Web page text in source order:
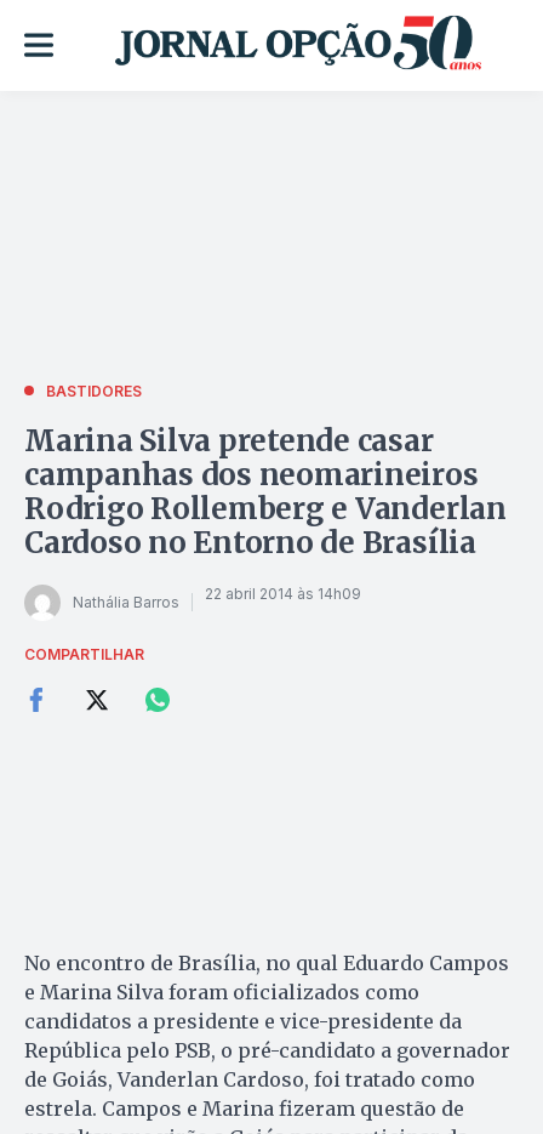
BASTIDORES
Marina Silva pretende casar
campanhas dos neomarineiros
Rodrigo Rollemberg e Vanderlan
Cardoso no Entorno de Brasília
Nathália Barros 22 abril 2014 às 14h09
COMPARTILHAR
No encontro de Brasília, no qual Eduardo Campos
e Marina Silva foram oficializados como
candidatos a presidente e vice-presidente da
República pelo PSB, o pré-candidato a governador
de Goiás, Vanderlan Cardoso, foi tratado como
estrela. Campos e Marina fizeram questão de